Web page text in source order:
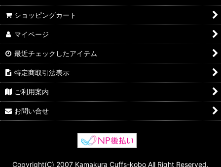
ショッピングカート
マイページ
最近チェックしたアイテム
特定商取引法表示
ご利用案内
お問い合せ
Copyright(C) 2007 Kamakura Cuffs-kobo All Right Reserved.